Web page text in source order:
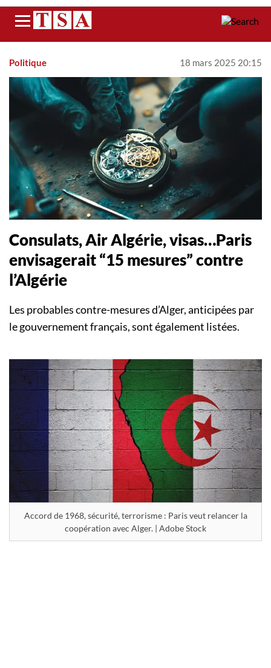
Menu
Politique 18 mars 2025 20:15
Consulats, Air Algérie, visas…Paris
envisagerait “15 mesures” contre
l’Algérie
Les probables contre-mesures d’Alger, anticipées par
le gouvernement français, sont également listées.
Accord de 1968, sécurité, terrorisme : Paris veut relancer la
coopération avec Alger. | Adobe Stock